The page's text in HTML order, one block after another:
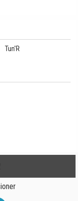
Tun'R